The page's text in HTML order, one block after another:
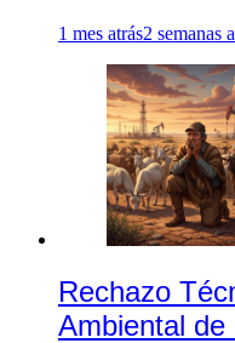
1 mes atrás2 semanas
Rechazo
Ambiental de